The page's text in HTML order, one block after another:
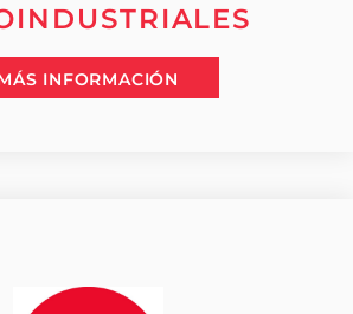
INFORMACIÓN